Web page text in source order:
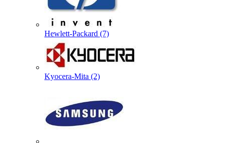
Hewlett-Packard (7)
Kyocera-Mita (2)